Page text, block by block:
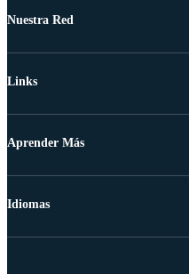
Nuestra Red
Links
Aprender Más
Idiomas